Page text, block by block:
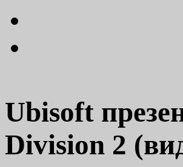
Ubisoft
Division 2